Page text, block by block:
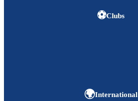
⚽Clubs
🌍International